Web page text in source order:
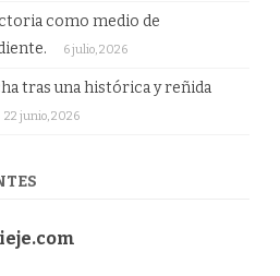
como medio de
6 julio, 2026
tras una histórica y reñida
22 junio, 2026